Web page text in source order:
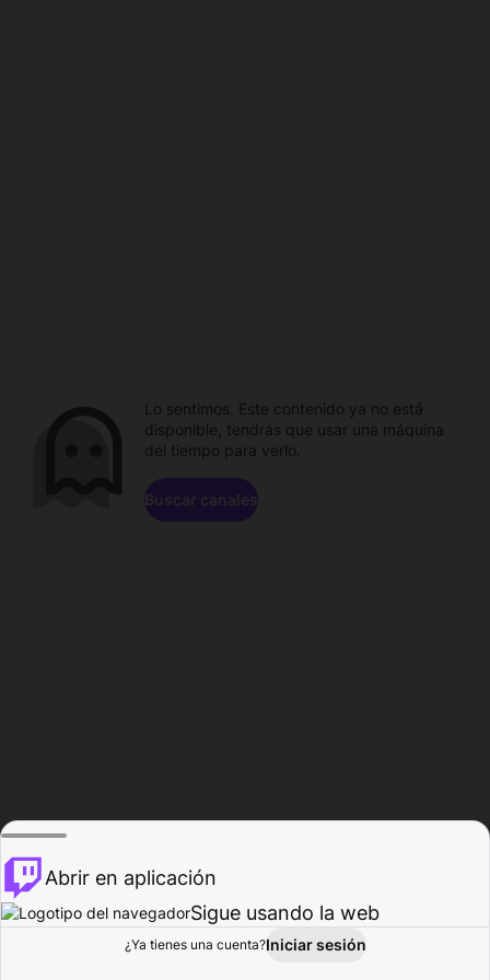
Explorar Actividad
Lo sentimos. Este contenido ya no está
disponible, tendrás que usar una máquina
del tiempo para verlo.
Buscar canales
Abrir en aplicación
Sigue usando la web
¿Ya tienes una cuenta?Iniciar sesión